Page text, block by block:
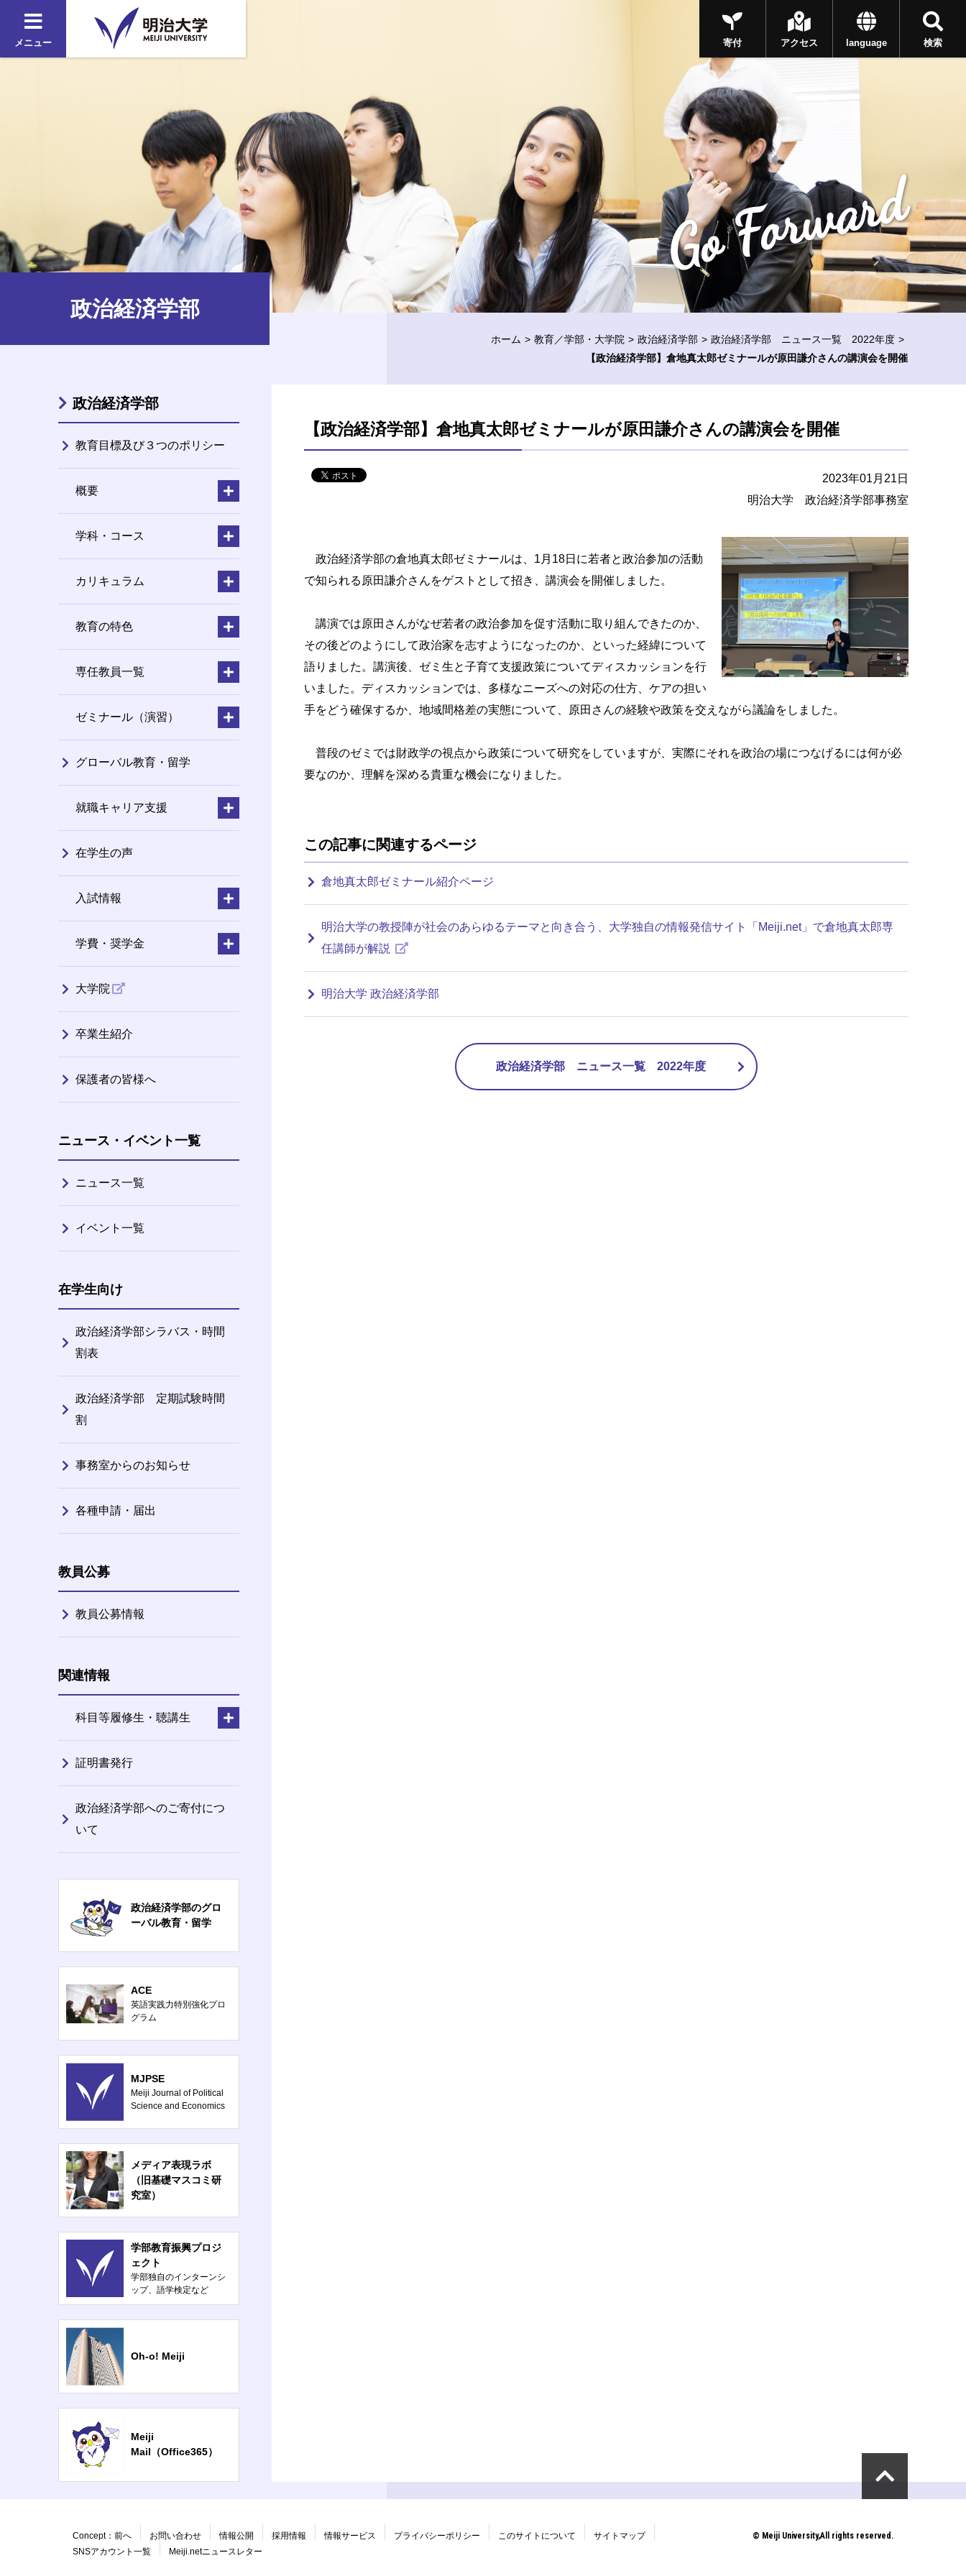
メニュー 検索
language
アクセス
寄付
Go Forward
政治経済学部
ホーム 教育／学部・大学院 政治経済学部
政治経済学部 ニュース一覧 2022年度
【政治経済学部】倉地真太郎ゼミナールが原田謙介さんの講演会を開催
【政治経済学部】倉地真太郎ゼミナールが原田謙介さんの講演会を開催
2023年01月21日
明治大学 政治経済学部事務室
政治経済学部の倉地真太郎ゼミナールは、1月18日に若者と政治参加の活動
で知られる原田謙介さんをゲストとして招き、講演会を開催しました。
講演では原田さんがなぜ若者の政治参加を促す活動に取り組んできたのか、
その後どのようにして政治家を志すようになったのか、といった経緯について
語りました。講演後、ゼミ生と子育て支援政策についてディスカッションを行
いました。ディスカッションでは、多様なニーズへの対応の仕方、ケアの担い
手をどう確保するか、地域間格差の実態について、原田さんの経験や政策を交えながら議論をしました。
普段のゼミでは財政学の視点から政策について研究をしていますが、実際にそれを政治の場につなげるには何が必
要なのか、理解を深める貴重な機会になりました。
この記事に関連するページ
倉地真太郎ゼミナール紹介ページ
明治大学の教授陣が社会のあらゆるテーマと向き合う、大学独自の情報発信サイト「Meiji.net」で倉地真太郎専
任講師が解説
明治大学 政治経済学部
政治経済学部 ニュース一覧 2022年度
政治経済学部
教育目標及び３つのポリシー
概要
学科・コース
カリキュラム
教育の特色
専任教員一覧
ゼミナール（演習）
グローバル教育・留学
就職キャリア支援
在学生の声
入試情報
学費・奨学金
大学院
卒業生紹介
保護者の皆様へ
ニュース・イベント一覧
ニュース一覧
イベント一覧
在学生向け
政治経済学部シラバス・時間
割表
政治経済学部 定期試験時間
割
事務室からのお知らせ
各種申請・届出
教員公募
教員公募情報
関連情報
科目等履修生・聴講生
証明書発行
政治経済学部へのご寄付につ
いて
政治経済学部のグロ
ーバル教育・留学
ACE
英語実践力特別強化プロ
グラム
MJPSE
Meiji Journal of Political
Science and Economics
メディア表現ラボ
（旧基礎マスコミ研
究室）
学部教育振興プロジ
ェクト
学部独自のインターンシ
ップ、語学検定など
Oh-o! Meiji
Meiji
Mail（Office365）
Concept：前へ お問い合わせ 情報公開 採用情報 情報サービス プライバシーポリシー このサイトについて
サイトマップ
SNSアカウント一覧
Meiji.netニュースレター
© Meiji University,All rights reserved.